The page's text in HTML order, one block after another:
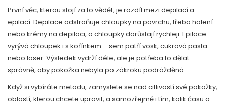
První věc, kterou stojí za to vědět, je rozdíl mezi depilací a
epilací. Depilace odstraňuje chloupky na povrchu, třeba holení
nebo krémy na depilaci, a chloupky dorůstají rychleji. Epilace
vyrývá chloupek i s kořínkem – sem patří vosk, cukrová pasta
nebo laser. Výsledek vydrží déle, ale je potřeba to dělat
správně, aby pokožka nebyla po zákroku podrážděná.
Když si vybíráte metodu, zamyslete se nad citlivostí své pokožky,
oblastí, kterou chcete upravit, a samozřejmě i tím, kolik času a